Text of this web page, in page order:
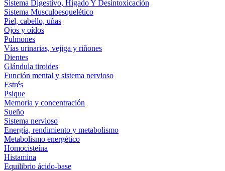
Sistema Digestivo, Hígado Y Desintoxicación
Sistema Musculoesquelético
Piel, cabello, uñas
Ojos y oídos
Pulmones
Vías urinarias, vejiga y riñones
Dientes
Glándula tiroides
Función mental y sistema nervioso
Estrés
Psique
Memoria y concentración
Sueño
Sistema nervioso
Energía, rendimiento y metabolismo
Metabolismo energético
Homocisteína
Histamina
Equilibrio ácido-base